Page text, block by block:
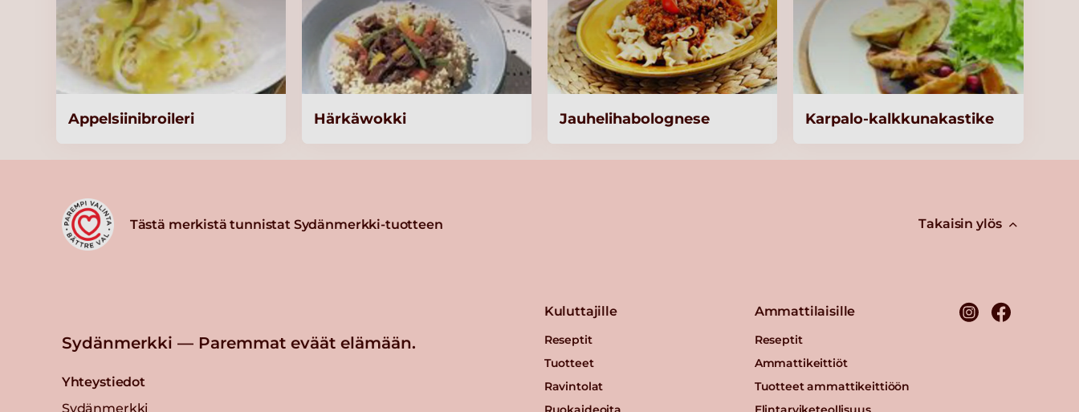
Lue lisää
KNORR Lasagnette Täysjyvä Luomu 3
kg
Knorr Kasvisliemi, vähäsuolainen
Appelsiinibroileri Härkäwokki Jauhelihabolognese Karpalo-kalkkunakastike
Tästä merkistä tunnistat Sydänmerkki-tuotteen Takaisin ylös
Sydänmerkki — Paremmat eväät elämään.
Yhteystiedot
Sydänmerkki
Kuluttajille
Reseptit
Tuotteet
Ravintolat
Ammattilaisille
Reseptit
Ammattikeittiöt
Tuotteet ammattikeittiöön